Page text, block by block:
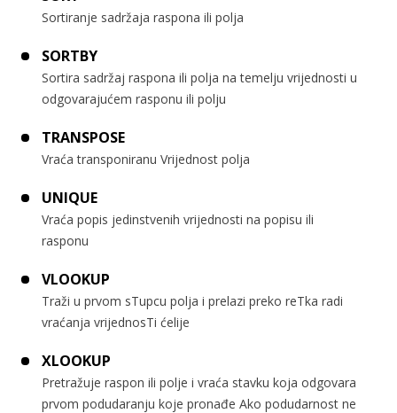
Sortiranje sadržaja raspona ili polja
SORTBY
Sortira sadržaj raspona ili polja na temelju vrijednosti u
odgovarajućem rasponu ili polju
TRANSPOSE
Vraća transponiranu Vrijednost polja
UNIQUE
Vraća popis jedinstvenih vrijednosti na popisu ili
rasponu
VLOOKUP
Traži u prvom sTupcu polja i prelazi preko reTka radi
vraćanja vrijednosTi ćelije
XLOOKUP
Pretražuje raspon ili polje i vraća stavku koja odgovara
prvom podudaranju koje pronađe Ako podudarnost ne